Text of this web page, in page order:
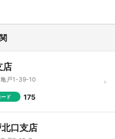
店
戸1-39-10
ド 175
口支店